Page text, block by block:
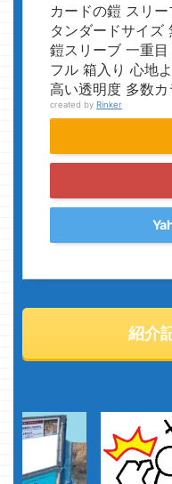
カードの鎧 スリ
タンダードサイズ
鎧スリーブ 一重
フル 箱入り 心地
高い透明度 多数カ
created by Rinker
紹介